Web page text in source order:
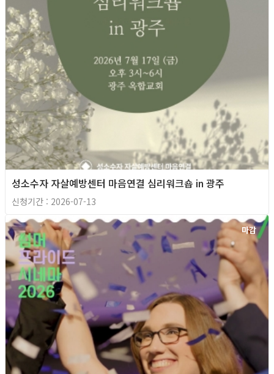
성소수자 자살예방센터 마음연결 심리워크숍 in 광주
신청기간 : 2026-07-13
마감